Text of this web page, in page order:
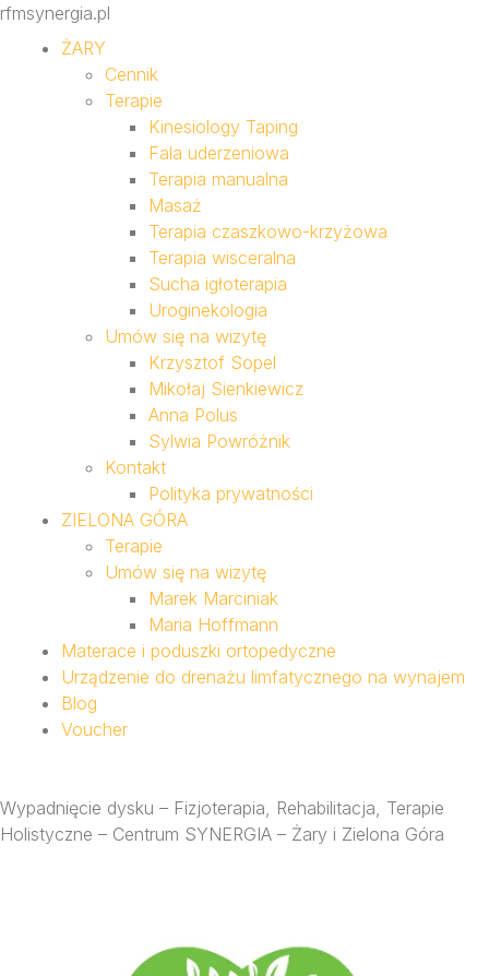
rfmsynergia.pl
ŻARY
Cennik
Terapie
Kinesiology Taping
Fala uderzeniowa
Terapia manualna
Masaż
Terapia czaszkowo-krzyżowa
Terapia wisceralna
Sucha igłoterapia
Uroginekologia
Umów się na wizytę
Krzysztof Sopel
Mikołaj Sienkiewicz
Anna Polus
Sylwia Powróżnik
Kontakt
Polityka prywatności
ZIELONA GÓRA
Terapie
Umów się na wizytę
Marek Marciniak
Maria Hoffmann
Materace i poduszki ortopedyczne
Urządzenie do drenażu limfatycznego na wynajem
Blog
Voucher
Wypadnięcie dysku – Fizjoterapia, Rehabilitacja, Terapie
Holistyczne – Centrum SYNERGIA – Żary i Zielona Góra